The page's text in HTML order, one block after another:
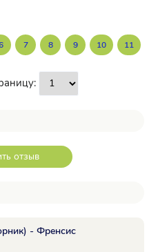
7 8 9 10 11
отзыв
- Френсис